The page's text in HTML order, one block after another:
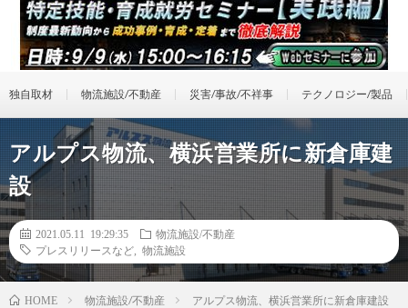
独自取材 物流施設/不動産 災害/事故/不祥事 テクノロジー/製品
アルプス物流、横浜営業所に新倉庫建
設
2021.05.11 19:29:35
物流施設/不動産
プレスリリースなど
物流施設
HOME 物流施設/不動産 アルプス物流、横浜営業所に新倉庫建設